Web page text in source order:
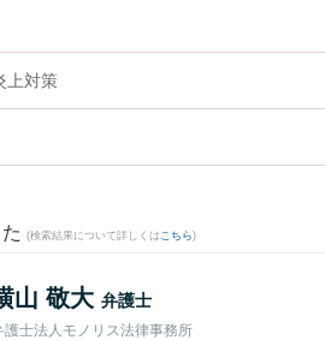
りの相談者さんにおすすめです。
上対策
(検索結果について詳しくは こちら)
山 敬大 弁護士
護士法人モノリス法律事務所